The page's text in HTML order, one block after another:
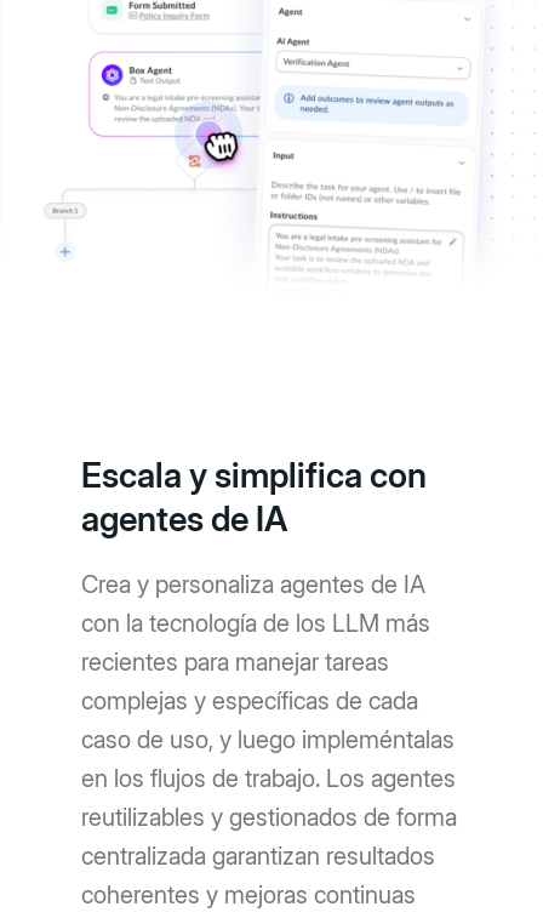
Escala y simplifica con
agentes de IA
Crea y personaliza agentes de IA
con la tecnología de los LLM más
recientes para manejar tareas
complejas y específicas de cada
caso de uso, y luego impleméntalas
en los flujos de trabajo. Los agentes
reutilizables y gestionados de forma
centralizada garantizan resultados
coherentes y mejoras continuas